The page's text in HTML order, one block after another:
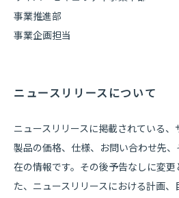
事業推進部
事業企画担当
ニュースリリースについて
ニュースリリースに掲載されている、
製品の価格、仕様、お問い合わせ先
在の情報です。その後予告なしに変
た、ニュースリリースにおける計画